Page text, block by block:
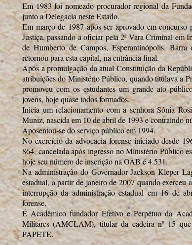
Em 1983 foi nomeado procurador regional da
junto a Delegacia neste Estado.
Em março de 1987 após ser aprovado em
Justiça, passando a oficiar pela 2ª Vara Criminal em
de Humberto de Campos, Esperantinópolis,
retornou para esta capital, na entrância final.
Após a promulgação da atual Constituição da
atribuições do Ministério Público, quando titulava a
promoveu com os estudantes um grande ato
jovens, hoje quase todos formados.
Inicia um relacionamento com a senhora Sônia
Muniz, nascida em 10 de abril de 1993 e contraindo
Aposentou-se do serviço público em 1994.
No exercício da advocacia forense iniciado desde
864, cancelada após ingresso no Ministério Público
hoje seu número de inscrição na OAB é 4.531.
Na administração do Governador Jackson Kleper
estadual, a partir de janeiro de 2007 quando exerceu
interrupção da administração estadual em 16 de
forense.
É Acadêmico fundador Efetivo e Perpétuo da
Militares (AMCLAM), titular da cadeira nº 15
PAPETE.